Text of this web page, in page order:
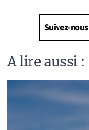
Suivez-
A lire aussi :